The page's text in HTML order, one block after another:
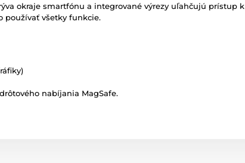
okraje smartfónu a integrované výrezy uľahčujú prístup k
používať všetky funkcie.
nabíjania MagSafe.